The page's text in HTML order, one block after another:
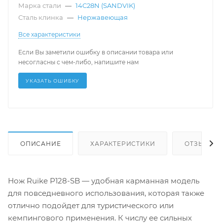
Марка стали — 14C28N (SANDVIK)
Сталь клинка — Нержавеющая
Все характеристики
Если Вы заметили ошибку в описании товара или
несогласны с чем-либо, напишите нам
УКАЗАТЬ ОШИБКУ
ОПИСАНИЕ ХАРАКТЕРИСТИКИ ОТЗЫВЫ
Нож Ruike P128-SB — удобная карманная модель
для повседневного использования, которая также
отлично подойдет для туристического или
кемпингового применения. К числу ее сильных